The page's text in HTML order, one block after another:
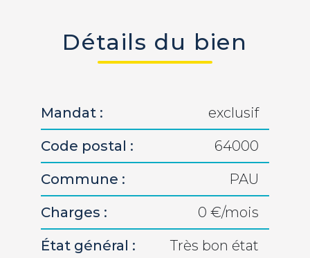
Détails du bien
Mandat :
exclusif
Code postal :
64000
Commune :
PAU
Charges :
0 €/mois
État général :
Très bon état